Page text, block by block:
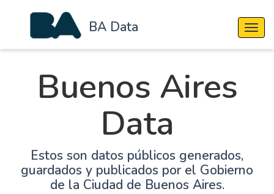
BA Data
Buenos Aires
Data
Estos son datos públicos generados,
guardados y publicados por el Gobierno
de la Ciudad de Buenos Aires.